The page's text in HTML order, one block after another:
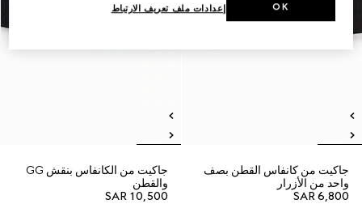
جاكيت من كانفاس القطن بصف
واحد من الأزرار
SAR 6,800
جاكيت من الكانفاس بنقش GG
والقطن
SAR 10,500
إعدادات ملف تعريف الارتباط OK